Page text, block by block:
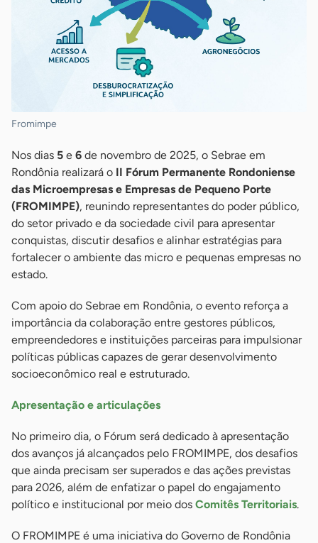
Fromimpe
Nos dias 5 e 6 de novembro de 2025, o Sebrae em
Rondônia realizará o II Fórum Permanente Rondoniense
das Microempresas e Empresas de Pequeno Porte
(FROMIMPE), reunindo representantes do poder público,
do setor privado e da sociedade civil para apresentar
conquistas, discutir desafios e alinhar estratégias para
fortalecer o ambiente das micro e pequenas empresas no
estado.
Com apoio do Sebrae em Rondônia, o evento reforça a
importância da colaboração entre gestores públicos,
empreendedores e instituições parceiras para impulsionar
políticas públicas capazes de gerar desenvolvimento
socioeconômico real e estruturado.
Apresentação e articulações
No primeiro dia, o Fórum será dedicado à apresentação
dos avanços já alcançados pelo FROMIMPE, dos desafios
que ainda precisam ser superados e das ações previstas
para 2026, além de enfatizar o papel do engajamento
político e institucional por meio dos Comitês Territoriais.
O FROMIMPE é uma iniciativa do Governo de Rondônia